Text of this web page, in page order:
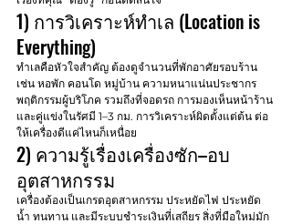
1) การวิเคราะห์ทำเล (Location is
Everything)
ทำเลคือหัวใจสำคัญ ต้องดูจำนวนที่พักอาศัยรอบร้าน
เช่น หอพัก คอนโด หมู่บ้าน ความหนาแน่นประชากร
พฤติกรรมผู้บริโภค รวมถึงที่จอดรถ การมองเห็นหน้าร้าน
และคู่แข่งในรัศมี 1–3 กม. การวิเคราะห์ผิดตั้งแต่ต้น ต่อ
ให้เครื่องดีแค่ไหนก็เหนื่อย
2) ความรู้เรื่องเครื่องซัก–อบ
อุตสาหกรรม
เครื่องต้องเป็นเกรดอุตสาหกรรม ประหยัดไฟ ประหยัด
น้ำ ทนทาน และมีระบบชำระเงินที่เสถียร สิ่งที่มือใหม่มัก